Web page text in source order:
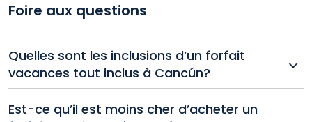
Foire aux questions
Quelles sont les inclusions d’un forfait
vacances tout inclus à Cancún?
généralement les vols, l’hébergement, la nourriture
Est-ce qu’il est moins cher d’acheter un